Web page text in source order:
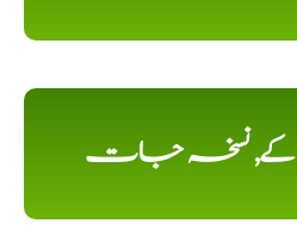
کے, نسخہ جات